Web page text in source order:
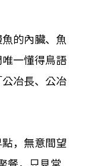
的內臟、魚
一懂得鳥語
冶長、公冶
，無意間望
餐，只見堂